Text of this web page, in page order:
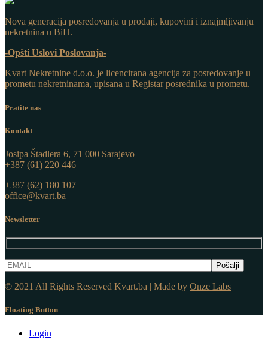
Nova generacija posredovanja u prodaji, kupovini i iznajmljivanju
nekretnina u BiH.
-Opšti Uslovi Poslovanja-
Kvart Nekretnine d.o.o. je licencirana agencija za posredovanje u
prometu nekretninama, upisana u Registar posrednika u prometu.
Pratite nas
Kontakt
Josipa Štadlera 6, 71 000 Sarajevo
+387 (61) 220 446
+387 (62) 180 107
office@kvart.ba
Newsletter
© 2021 All Rights Reserved Kvart.ba | Made by Onze Labs
Floating Button
Login